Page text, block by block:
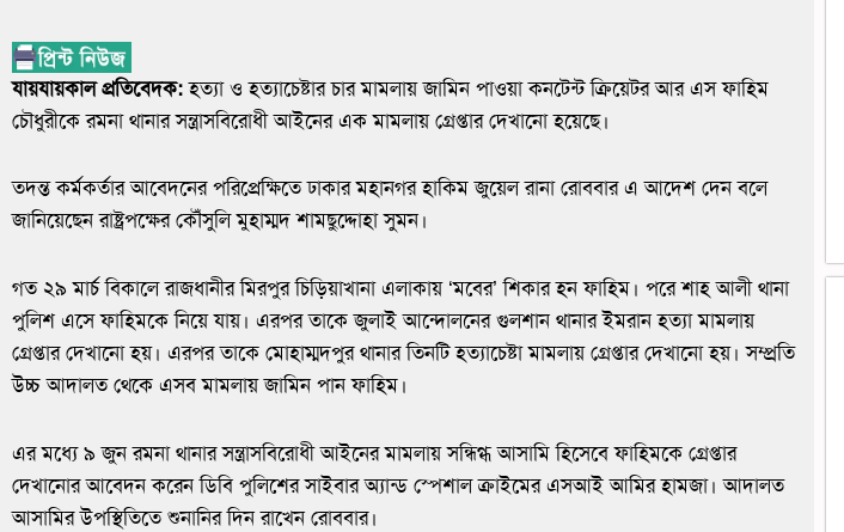
যায়যায়কাল প্রতিবেদক:হত্যা ও হত্যাচেষ্টার চার মামলায় জামিন পাওয়া কনটেন্ট ক্রিয়েটর আর এস ফাহিম
চৌধুরীকে রমনা থানার সন্ত্রাসবিরোধী আইনের এক মামলায় গ্রেপ্তার দেখানো হয়েছে।
তদন্ত কর্মকর্তার আবেদনের পরিপ্রেক্ষিতে ঢাকার মহানগর হাকিম জুয়েল রানা রোববার এ আদেশ দেন বলে
জানিয়েছেন রাষ্ট্রপক্ষের কৌঁসুলি মুহাম্মদ শামছুদ্দোহা সুমন।
গত ২৯ মার্চ বিকালে রাজধানীর মিরপুর চিড়িয়াখানা এলাকায় ‘মবের’ শিকার হন ফাহিম। পরে শাহ আলী থানা
পুলিশ এসে ফাহিমকে নিয়ে যায়। এরপর তাকে জুলাই আন্দোলনের গুলশান থানার ইমরান হত্যা মামলায়
গ্রেপ্তার দেখানো হয়। এরপর তাকে মোহাম্মদপুর থানার তিনটি হত্যাচেষ্টা মামলায় গ্রেপ্তার দেখানো হয়। সম্প্রতি
উচ্চ আদালত থেকে এসব মামলায় জামিন পান ফাহিম।
এর মধ্যে ৯ জুন রমনা থানার সন্ত্রাসবিরোধী আইনের মামলায় সন্ধিগ্ধ আসামি হিসেবে ফাহিমকে গ্রেপ্তার
দেখানোর আবেদন করেন ডিবি পুলিশের সাইবার অ্যান্ড স্পেশাল ক্রাইমের এসআই আমির হামজা। আদালত
আসামির উপস্থিতিতে শুনানির দিন রাখেন রোববার।